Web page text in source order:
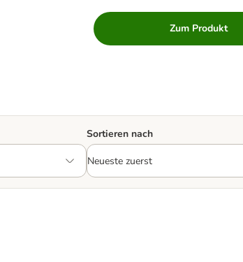
Zum Produkt
Sortieren nach